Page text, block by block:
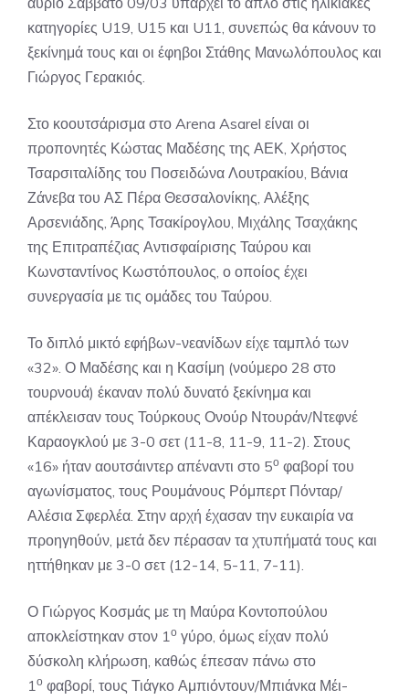
κατηγορίες U19, U15 και U11, συνεπώς θα κάνουν το
ξεκίνημά τους και οι έφηβοι Στάθης Μανωλόπουλος και
Γιώργος Γερακιός.
Στο κοουτσάρισμα στο Arena Asarel είναι οι
προπονητές Κώστας Μαδέσης της ΑΕΚ, Χρήστος
Τσαρσιταλίδης του Ποσειδώνα Λουτρακίου, Βάνια
Ζάνεβα του ΑΣ Πέρα Θεσσαλονίκης, Αλέξης
Αρσενιάδης, Άρης Τσακίρογλου, Μιχάλης Τσαχάκης
της Επιτραπέζιας Αντισφαίρισης Ταύρου και
Κωνσταντίνος Κωστόπουλος, ο οποίος έχει
συνεργασία με τις ομάδες του Ταύρου.
Το διπλό μικτό εφήβων-νεανίδων είχε ταμπλό των
«32». Ο Μαδέσης και η Κασίμη (νούμερο 28 στο
τουρνουά) έκαναν πολύ δυνατό ξεκίνημα και
απέκλεισαν τους Τούρκους Ονούρ Ντουράν/Ντεφνέ
Καραογκλού με 3-0 σετ (11-8, 11-9, 11-2). Στους
«16» ήταν αουτσάιντερ απέναντι στο 5ο φαβορί του
αγωνίσματος, τους Ρουμάνους Ρόμπερτ Πόνταρ/
Αλέσια Σφερλέα. Στην αρχή έχασαν την ευκαιρία να
προηγηθούν, μετά δεν πέρασαν τα χτυπήματά τους και
ηττήθηκαν με 3-0 σετ (12-14, 5-11, 7-11).
Ο Γιώργος Κοσμάς με τη Μαύρα Κοντοπούλου
αποκλείστηκαν στον 1ο γύρο, όμως είχαν πολύ
δύσκολη κλήρωση, καθώς έπεσαν πάνω στο
1ο φαβορί, τους Τιάγκο Αμπιόντουν/Μπιάνκα Μέι-